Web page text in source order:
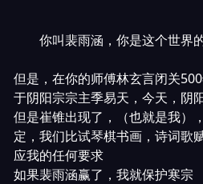
你叫裴雨涵，你是这个世界
但是，在你的师傅林玄言闭关
于阴阳宗宗主季易天，今天，阴
但是崔锥出现了，（也就是我）
定，我们比试琴棋书画，诗词歌
应我的任何要求
如果裴雨涵赢了，我就保护寒宗